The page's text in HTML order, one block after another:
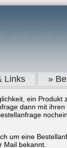
Links »
ein Produkt
dann mit
um eine
Mail bekannt.